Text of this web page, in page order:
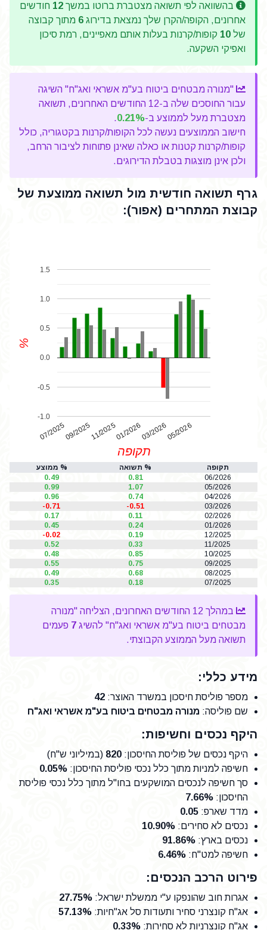
בהשוואה לפי תשואה מצטברת ברוטו במשך 12 חודשים
אחרונים, הקופה/הקרן שלך נמצאת בדירוג 6 מתוך קבוצה
של 10 קופות/קרנות בעלות אותם מאפיינים, רמת סיכון
ואפיקי השקעה.
"מנורה מבטחים ביטוח בע"מ אשראי ואג"ח" השיגה
עבור החוסכים שלה ב-12 החודשים האחרונים, תשואה
מצטברת מעל לממוצע ב-0.21%
.
חישוב הממוצעים נעשה לכל הקופות/קרנות בקטגוריה, כולל
קופות/קרנות קטנות או כאלה שאינן פתוחות לציבור הרחב,
ולכן אינן מוצגות בטבלת הדירוגים.
גרף תשואה חודשית מול תשואה ממוצעת של
קבוצת המתחרים (אפור):
07/202509/202511/202501/202603/202605/2026
-1.0
-0.5
0.0
0.5
1.0
1.5
תקופה
%
תקופה % תשואה
% ממוצע
06/2026
0.81
0.49
05/2026
1.07
0.99
04/2026
0.74
0.96
03/2026
-0.51
-0.71
02/2026
0.11
0.17
01/2026
0.24
0.45
12/2025
0.19
-0.02
11/2025
0.33
0.52
10/2025
0.85
0.48
09/2025
0.75
0.55
08/2025
0.68
0.49
07/2025
0.18
0.35
במהלך 12 החודשים האחרונים, הצליחה "מנורה
מבטחים ביטוח בע"מ אשראי ואג"ח" להשיג 7 פעמים
תשואה מעל הממוצע הקבוצתי.
מידע כללי:
מספר פוליסת חיסכון במשרד האוצר:
42
שם פוליסה: מנורה מבטחים ביטוח בע"מ אשראי ואג"ח
היקף נכסים וחשיפות:
היקף נכסים של פוליסת החיסכון:
820 (במיליוני ש"ח)
חשיפה למניות מתוך כלל נכסי פוליסת החיסכון:
0.05%
סך חשיפה לנכסים המושקעים בחו"ל מתוך כלל נכסי פוליסת
החיסכון:
7.66%
מדד שארפ:
0.05
נכסים לא סחירים:
10.90%
נכסים בארץ:
91.86%
חשיפה למט"ח:
6.46%
פירוט הרכב הנכסים:
אגרות חוב שהונפקו ע"י ממשלת ישראל:
27.75%
אג"ח קונצרני סחיר ותעודות סל אג"חיות:
57.13%
אג"ח קונצרניות לא סחירות:
0.33%